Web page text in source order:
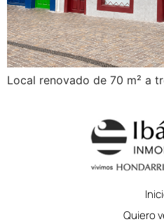
Local renovado de 70 m² a
Quiero